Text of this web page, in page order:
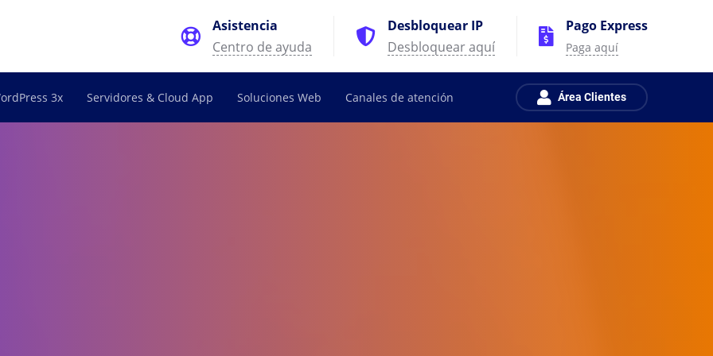
Asistencia
Centro de ayuda
Desbloquear IP
Desbloquear aquí
Pago Express
Paga aquí
3x Servidores & Cloud App Soluciones Web Canales de atención Área Clientes